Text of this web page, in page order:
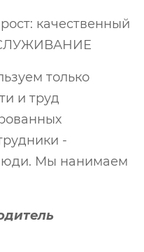
качественный
только
и труд
-
Мы нанимаем